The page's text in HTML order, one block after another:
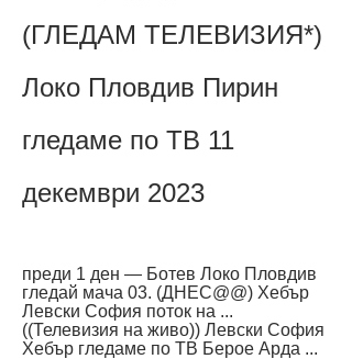
(ГЛЕДАМ ТЕЛЕВИЗИЯ*)
Локо Пловдив Пирин
гледаме по ТВ 11
декември 2023
преди 1 ден — Ботев Локо Пловдив
гледай мача 03. (ДНЕС@@) Хебър
Левски София поток на ...
((Телевизия на живо)) Левски София
Хебър гледаме по ТВ Берое Арда ...